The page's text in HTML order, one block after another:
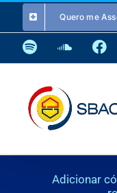
o
conteúdo
Quero me
Spotify
Adicionar